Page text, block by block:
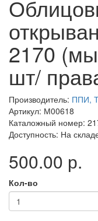
2170
шт/
Производитель: ППИ,
Артикул: М00618
Каталожный номер:
Доступность: На
500.00 р.
Кол-во